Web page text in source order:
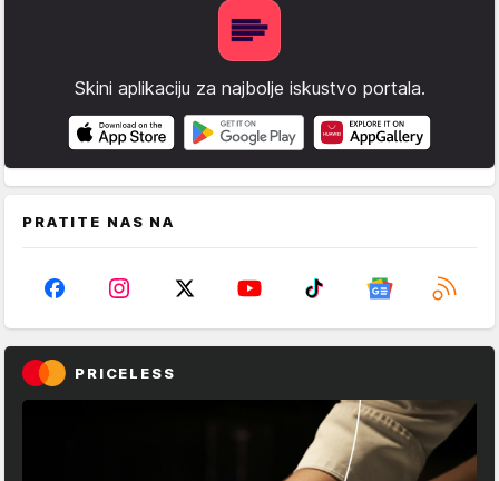
Skini aplikaciju za najbolje iskustvo portala.
PRATITE NAS NA
PRICELESS